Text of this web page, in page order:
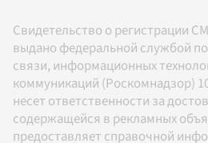
Свидетельство о регистрации
выдано федеральной службой
связи, информационных
коммуникаций (Роскомнадзор)
несет ответственности за
содержащейся в рекламных
предоставляет справочной